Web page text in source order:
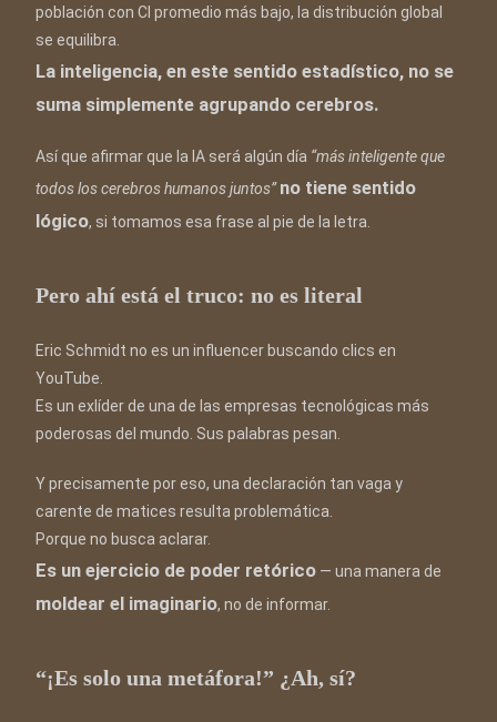
población con CI promedio más bajo, la distribución global
se equilibra.
La inteligencia, en este sentido estadístico, no se
suma simplemente agrupando cerebros.
Así que afirmar que la IA será algún día “más inteligente que
todos los cerebros humanos juntos” no tiene sentido
lógico, si tomamos esa frase al pie de la letra.
Pero ahí está el truco: no es literal
Eric Schmidt no es un influencer buscando clics en
YouTube.
Es un exlíder de una de las empresas tecnológicas más
poderosas del mundo. Sus palabras pesan.
Y precisamente por eso, una declaración tan vaga y
carente de matices resulta problemática.
Porque no busca aclarar.
Es un ejercicio de poder retórico — una manera de
moldear el imaginario, no de informar.
“¡Es solo una metáfora!” ¿Ah, sí?